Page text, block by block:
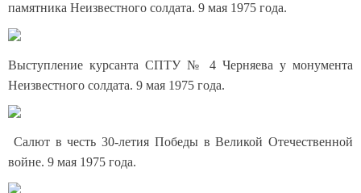
памятника Неизвестного солдата. 9 мая 1975 года.
Выступление курсанта СПТУ № 4 Черняева у монумента
Неизвестного солдата. 9 мая 1975 года.
Салют в честь 30-летия Победы в Великой Отечественной
войне. 9 мая 1975 года.